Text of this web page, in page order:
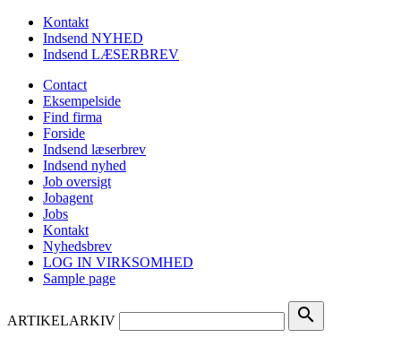
Kontakt
Indsend NYHED
Indsend LÆSERBREV
Contact
Eksempelside
Find firma
Forside
Indsend læserbrev
Indsend nyhed
Job oversigt
Jobagent
Jobs
Kontakt
Nyhedsbrev
LOG IN VIRKSOMHED
Sample page
ARTIKELARKIV search